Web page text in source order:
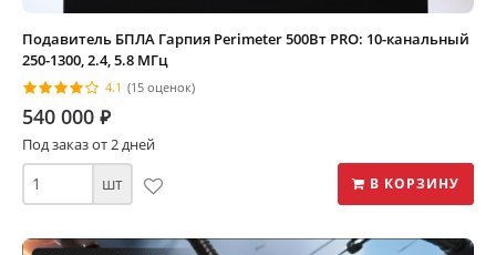
Подавитель БПЛА Гарпия Perimeter 500Вт PRO: 10-канальный
250-1300, 2.4, 5.8 МГц
4.1 (15 оценок)
540 000 ⃏
Под заказ от 2 дней
шт В КОРЗИНУ